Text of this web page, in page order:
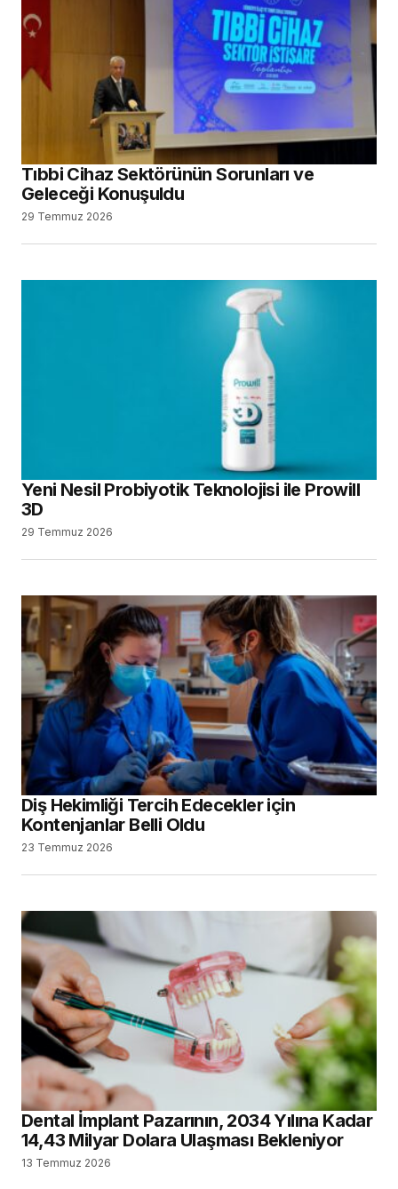
Tıbbi Cihaz Sektörünün Sorunları ve
Geleceği Konuşuldu
29 Temmuz 2026
Yeni Nesil Probiyotik Teknolojisi ile Prowill
3D
29 Temmuz 2026
Diş Hekimliği Tercih Edecekler için
Kontenjanlar Belli Oldu
23 Temmuz 2026
Dental İmplant Pazarının, 2034 Yılına Kadar
14,43 Milyar Dolara Ulaşması Bekleniyor
13 Temmuz 2026